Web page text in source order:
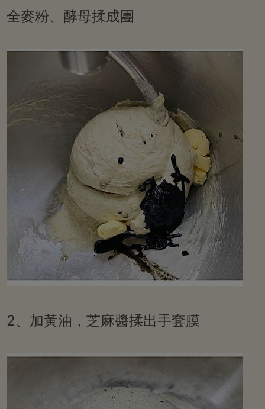
全麥粉、酵母揉成團
2、加黃油，芝麻醬揉出手套膜